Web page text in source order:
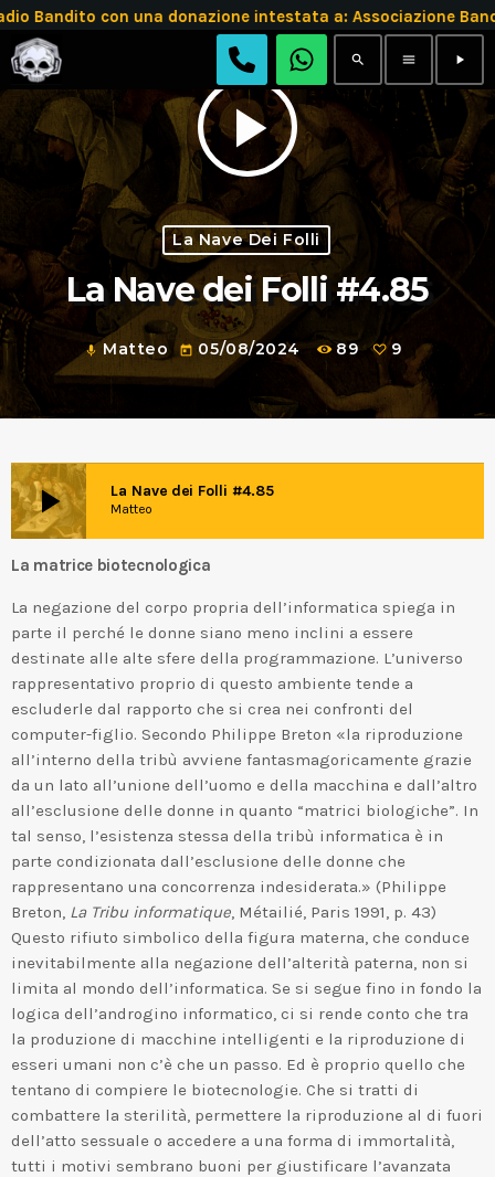
con una donazione intestata a: Associazione
search menu play_arrow
play_arrow
La Nave Dei Folli
La Nave dei Folli #4.85
mic Matteo today 05/08/2024 89 9
play_arrow La Nave dei Folli #4.85
Matteo
La matrice biotecnologica
La negazione del corpo propria dell’informatica spiega in
parte il perché le donne siano meno inclini a essere
destinate alle alte sfere della programmazione. L’universo
rappresentativo proprio di questo ambiente tende a
escluderle dal rapporto che si crea nei confronti del
computer-figlio. Secondo Philippe Breton «la riproduzione
all’interno della tribù avviene fantasmagoricamente grazie
da un lato all’unione dell’uomo e della macchina e dall’altro
all’esclusione delle donne in quanto “matrici biologiche”. In
tal senso, l’esistenza stessa della tribù informatica è in
parte condizionata dall’esclusione delle donne che
rappresentano una concorrenza indesiderata.» (Philippe
Breton, La Tribu informatique, Métailié, Paris 1991, p. 43)
Questo rifiuto simbolico della figura materna, che conduce
inevitabilmente alla negazione dell’alterità paterna, non si
limita al mondo dell’informatica. Se si segue fino in fondo la
logica dell’androgino informatico, ci si rende conto che tra
la produzione di macchine intelligenti e la riproduzione di
esseri umani non c’è che un passo. Ed è proprio quello che
tentano di compiere le biotecnologie. Che si tratti di
combattere la sterilità, permettere la riproduzione al di fuori
dell’atto sessuale o accedere a una forma di immortalità,
tutti i motivi sembrano buoni per giustificare l’avanzata